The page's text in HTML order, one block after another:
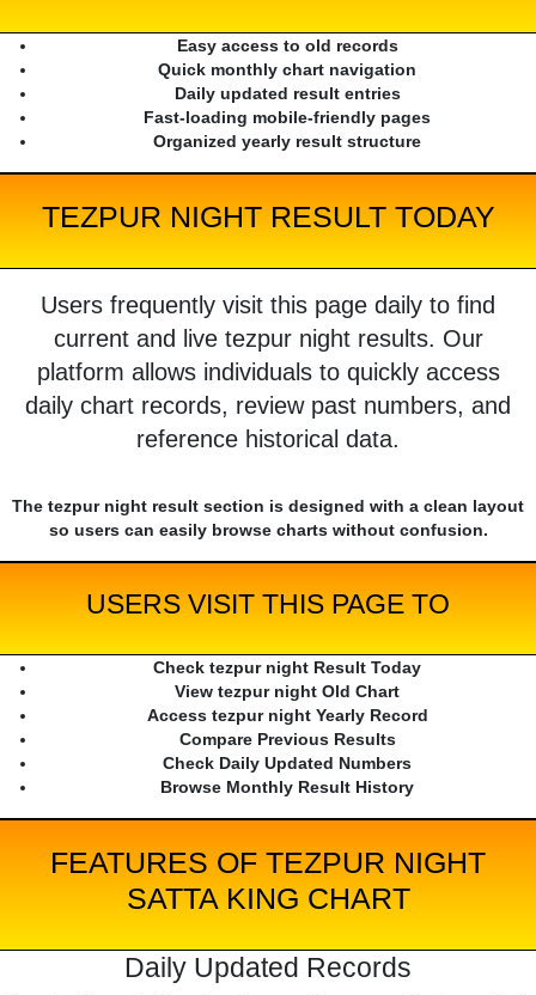
Easy access to old records
Quick monthly chart navigation
Daily updated result entries
Fast-loading mobile-friendly pages
Organized yearly result structure
TEZPUR NIGHT RESULT TODAY
Users frequently visit this page daily to find
current and live tezpur night results. Our
platform allows individuals to quickly access
daily chart records, review past numbers, and
reference historical data.
The tezpur night result section is designed with a clean layout
so users can easily browse charts without confusion.
USERS VISIT THIS PAGE TO
Check tezpur night Result Today
View tezpur night Old Chart
Access tezpur night Yearly Record
Compare Previous Results
Check Daily Updated Numbers
Browse Monthly Result History
FEATURES OF TEZPUR NIGHT
SATTA KING CHART
Daily Updated Records